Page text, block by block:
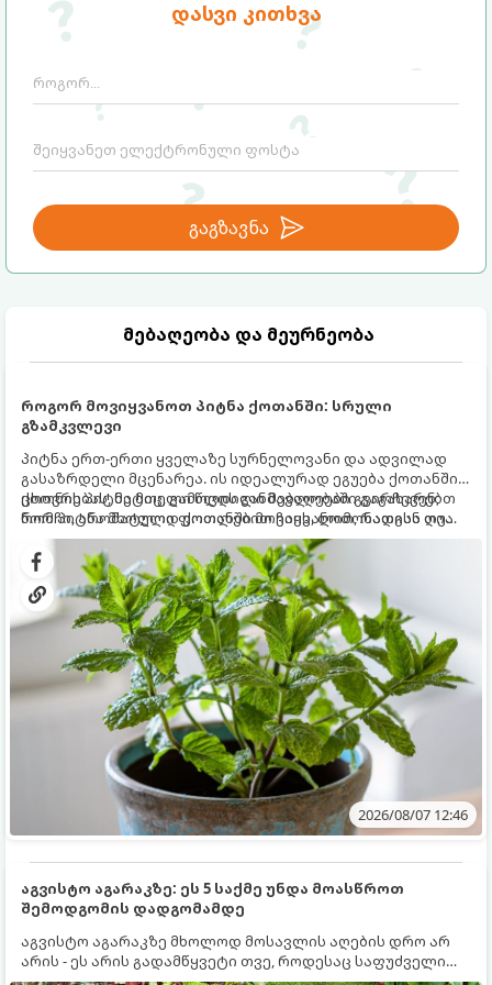
დასვი კითხვა
გაგზავნა
მებაღეობა და მეურნეობა
როგორ მოვიყვანოთ პიტნა ქოთანში: სრული
გზამკვლევი
პიტნა ერთ-ერთი ყველაზე სურნელოვანი და ადვილად
გასაზრდელი მცენარეა. ის იდეალურად ეგუება ქოთანში
ცხოვრებას, მეტიც, გამოცდილი მებაღეები გვირჩევენ,
რომ პიტნა მხოლოდ ქოთანში მოვიყვანოთ, რადგან ღია
გრუნტში (ბაღში) დარგვისას ის ფესვებით ძალიან
სწრაფად ვრცელდება და სხვა მცენარეებს ავიწროებს.
ქოთნის პიტნა მთელი წლის განმავლობაში გაგახარებთ
ნორჩი, არომატული ფოთლებით ჩაის, ლიმონათისა თუ
კერძებისთვის.
2026/08/07 12:46
აგვისტო აგარაკზე: ეს 5 საქმე უნდა მოასწროთ
შემოდგომის დადგომამდე
აგვისტო აგარაკზე მხოლოდ მოსავლის აღების დრო არ
არის - ეს არის გადამწყვეტი თვე, როდესაც საფუძველი
ეყრება მომავალი წლის მოსავალს და ბაღი მზადდება
ეზოთერიკასა და ფსიქოლოგიაში ეს
ფენომენი ხშირად სხვანაირად
რეალური, მაგრამ ჯერ კიდევ უხილავი
საფრთხისგან შორს მივყავართ.
სამყაროს მცდელობაა: